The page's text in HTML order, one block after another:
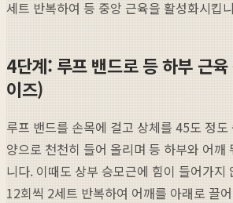
세트 반복하여 등 중앙 근육을 활성화시킵
4단계: 루프 밴드로 등 하부 근
이즈)
루프 밴드를 손목에 걸고 상체를 45도 정도
양으로 천천히 들어 올리며 등 하부와 어깨
니다. 이때도 상부 승모근에 힘이 들어가지
12회씩 2세트 반복하여 어깨를 아래로 끌